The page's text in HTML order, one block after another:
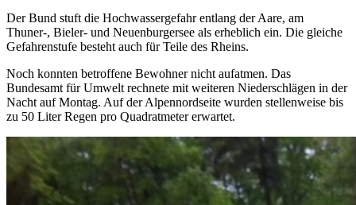
Der Bund stuft die Hochwassergefahr entlang der Aare, am
Thuner-, Bieler- und Neuenburgersee als erheblich ein. Die gleiche
Gefahrenstufe besteht auch für Teile des Rheins.
Noch konnten betroffene Bewohner nicht aufatmen. Das
Bundesamt für Umwelt rechnete mit weiteren Niederschlägen in der
Nacht auf Montag. Auf der Alpennordseite wurden stellenweise bis
zu 50 Liter Regen pro Quadratmeter erwartet.